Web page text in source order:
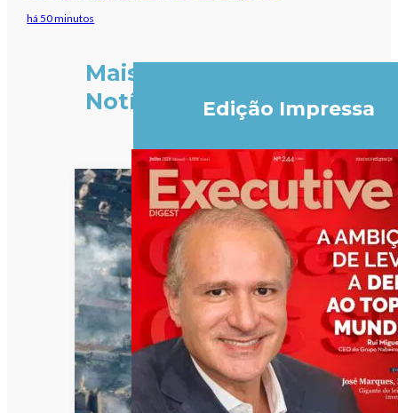
há 50 minutos
Mais
Notícias
Edição Impressa